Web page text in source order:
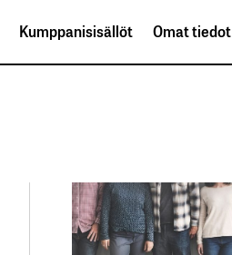
Kumppanisisällöt Omat tiedot